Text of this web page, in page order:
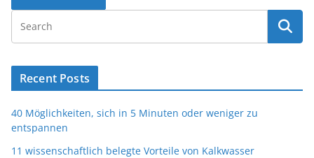
Recent Posts
40 Möglichkeiten, sich in 5 Minuten oder weniger zu
entspannen
11 wissenschaftlich belegte Vorteile von Kalkwasser